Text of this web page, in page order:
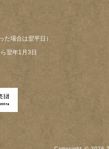
た場合は翌平日）
年1月3日